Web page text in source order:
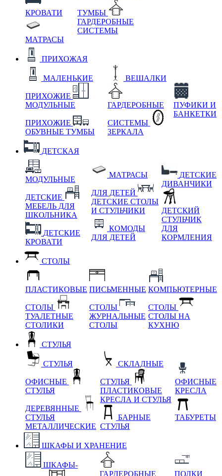
КРОВАТИ
МАТРАСЫ
ТУМБЫ
ГАРДЕРОБНЫЕ
СИСТЕМЫ
ПРИХОЖАЯ
МАЛЕНЬКИЕ
ПРИХОЖИЕ
МОДУЛЬНЫЕ
ПРИХОЖИЕ
ОБУВНЫЕ ТУМБЫ
ВЕШАЛКИ
ГАРДЕРОБНЫЕ
СИСТЕМЫ
ЗЕРКАЛА
ПУФИКИ И
БАНКЕТКИ
ДЕТСКАЯ
МОДУЛЬНЫЕ
ДЕТСКИЕ
МЕБЕЛЬ ДЛЯ
ШКОЛЬНИКА
ДЕТСКИЕ
КРОВАТИ
МАТРАСЫ
ДЛЯ ДЕТЕЙ
ДЕТСКИЕ СТОЛЫ
И СТУЛЬЧИКИ
КОМОДЫ
ДЛЯ ДЕТЕЙ
ДЕТСКИЕ
ДИВАНЧИКИ
ДЕТСКИЙ
СТУЛЬЧИК
ДЛЯ
КОРМЛЕНИЯ
СТОЛЫ
ПЛАСТИКОВЫЕ
СТОЛЫ
ТУАЛЕТНЫЕ
СТОЛИКИ
ПИСЬМЕННЫЕ
СТОЛЫ
ЖУРНАЛЬНЫЕ
СТОЛЫ
КОМПЬЮТЕРНЫЕ
СТОЛЫ
СТОЛЫ НА
КУХНЮ
СТУЛЬЯ
СТУЛЬЯ
ОФИСНЫЕ
СТУЛЬЯ
ДЕРЕВЯННЫЕ
СТУЛЬЯ
МЕТАЛЛИЧЕСКИЕ
СКЛАДНЫЕ
СТУЛЬЯ
ПЛАСТИКОВЫЕ
КРЕСЛА И СТУЛЬЯ
БАРНЫЕ
СТУЛЬЯ
ОФИСНЫЕ
КРЕСЛА
ТАБУРЕТЫ
ШКАФЫ И ХРАНЕНИЕ
ШКАФЫ-
ГАРДЕРОБНЫЕ
ПОЛКИ